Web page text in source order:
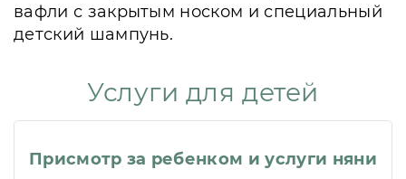
вафли с закрытым носком и специальный
детский шампунь.
Услуги для детей
Присмотр за ребенком и услуги няни